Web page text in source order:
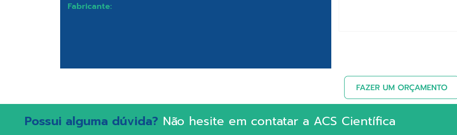
Fabricante:
Possui alguma dúvida? Não hesite em contatar a ACS Científica